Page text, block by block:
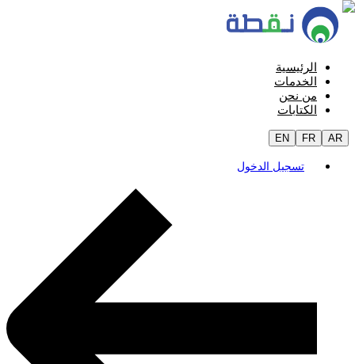
الرئيسية
الخدمات
من نحن
الكتابات
EN FR AR
تسجيل الدخول